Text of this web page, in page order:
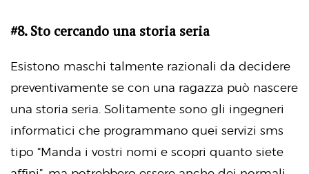
#8. Sto cercando una storia seria
Esistono maschi talmente razionali da decidere
preventivamente se con una ragazza può nascere
una storia seria. Solitamente sono gli ingegneri
informatici che programmano quei servizi sms
tipo “Manda i vostri nomi e scopri quanto siete